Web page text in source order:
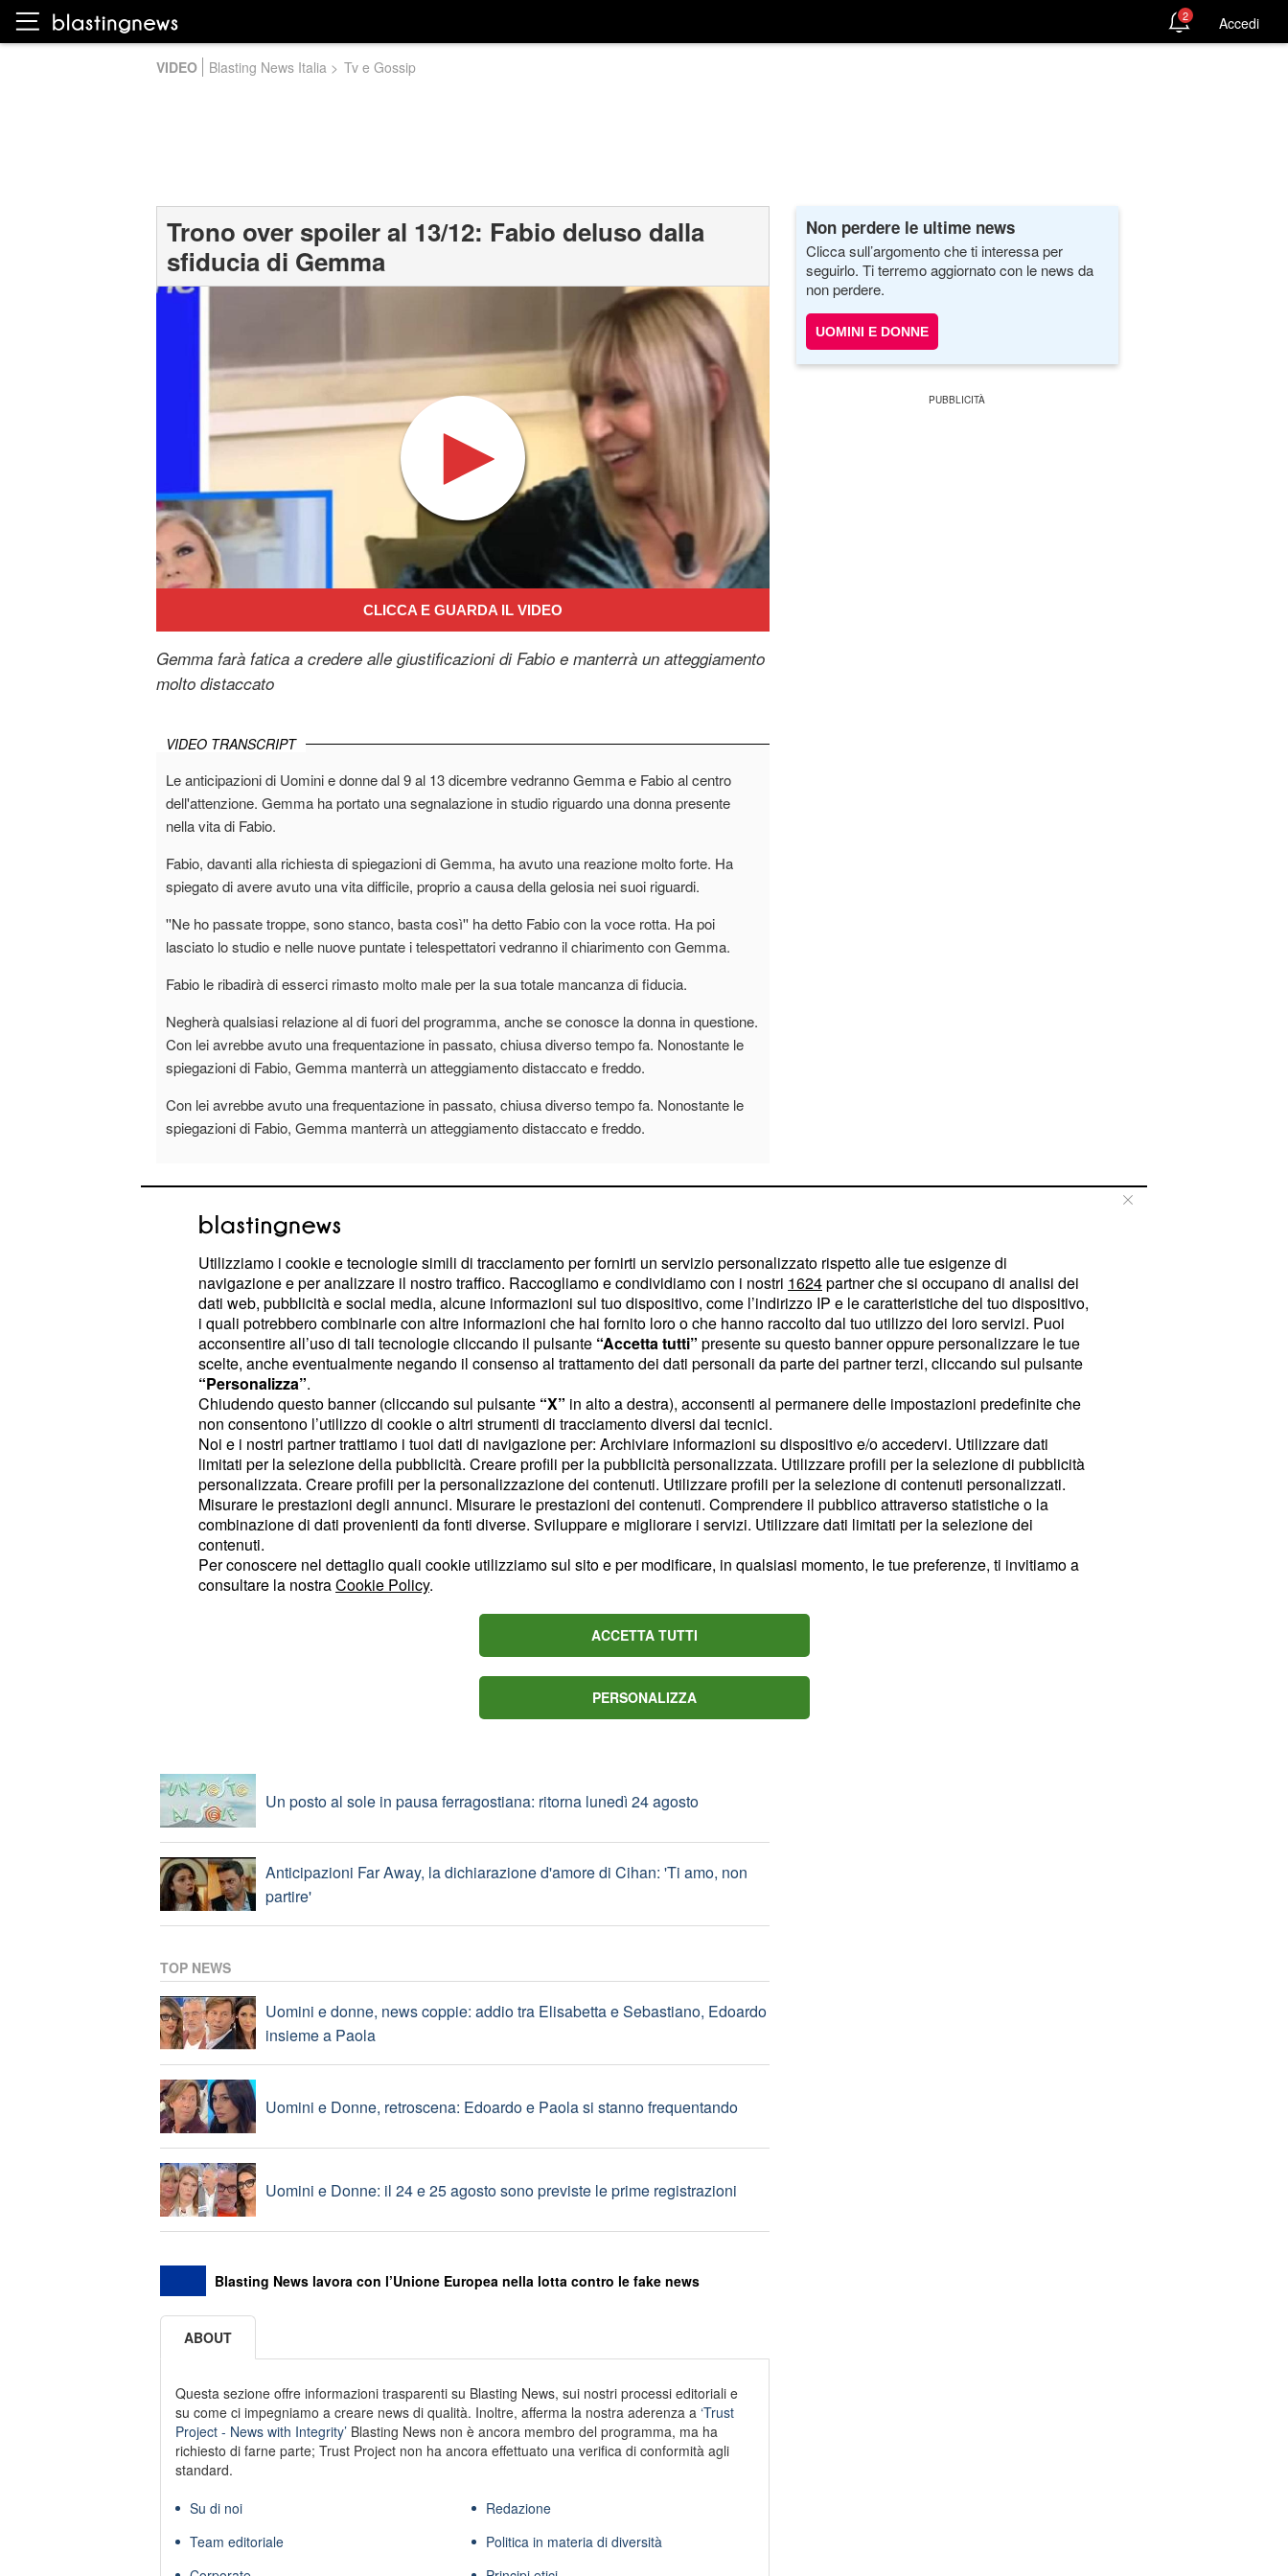
VIDEO Blasting News Italia > Tv e Gossip
Trono over spoiler al 13/12: Fabio deluso dalla
sfiducia di Gemma
CLICCA E GUARDA IL VIDEO
Gemma farà fatica a credere alle giustificazioni di Fabio e manterrà un atteggiamento
molto distaccato
VIDEO TRANSCRIPT
Le anticipazioni di Uomini e donne dal 9 al 13 dicembre vedranno Gemma e Fabio al centro
dell'attenzione. Gemma ha portato una segnalazione in studio riguardo una donna presente
nella vita di Fabio.
Fabio, davanti alla richiesta di spiegazioni di Gemma, ha avuto una reazione molto forte. Ha
spiegato di avere avuto una vita difficile, proprio a causa della gelosia nei suoi riguardi.
''Ne ho passate troppe, sono stanco, basta così'' ha detto Fabio con la voce rotta. Ha poi
lasciato lo studio e nelle nuove puntate i telespettatori vedranno il chiarimento con Gemma.
Fabio le ribadirà di esserci rimasto molto male per la sua totale mancanza di fiducia.
Negherà qualsiasi relazione al di fuori del programma, anche se conosce la donna in questione.
Con lei avrebbe avuto una frequentazione in passato, chiusa diverso tempo fa. Nonostante le
spiegazioni di Fabio, Gemma manterrà un atteggiamento distaccato e freddo.
Con lei avrebbe avuto una frequentazione in passato, chiusa diverso tempo fa. Nonostante le
spiegazioni di Fabio, Gemma manterrà un atteggiamento distaccato e freddo.
5 dicembre 2024 18:30
Susanna Buffa
UOMINI E DONNE
TOP VIDEO
Uomini e donne, lunedì 24 e martedì 25 agosto le prime registrazioni
Anticipazioni La Promessa: Catalina ha un altro uomo
PLAYLIST
Anticipazioni Beautiful: Ridge tenta di calmare Taylor
Spoiler My sweet lie: Sevket scopre le bugie di sua figlia
Un posto al sole in pausa ferragostiana: ritorna lunedì 24 agosto
Anticipazioni Far Away, la dichiarazione d'amore di Cihan: 'Ti amo, non
partire'
TOP NEWS
Uomini e donne, news coppie: addio tra Elisabetta e Sebastiano, Edoardo
insieme a Paola
Uomini e Donne, retroscena: Edoardo e Paola si stanno frequentando
Uomini e Donne: il 24 e 25 agosto sono previste le prime registrazioni
Blasting News lavora con l’Unione Europea nella lotta contro le fake news
ABOUT
Questa sezione offre informazioni trasparenti su Blasting News, sui nostri processi editoriali e
su come ci impegniamo a creare news di qualità. Inoltre, afferma la nostra aderenza a ‘Trust
Project - News with Integrity’Blasting News non è ancora membro del programma, ma ha
richiesto di farne parte; Trust Project non ha ancora effettuato una verifica di conformità agli
standard.
Su di noi
Team editoriale
Redazione
Politica in materia di diversità
Non perdere le ultime news
Clicca sull’argomento che ti interessa per
seguirlo. Ti terremo aggiornato con le news da
non perdere.
UOMINI E DONNE
2 Accedi
Utilizziamo i cookie e tecnologie simili di tracciamento per fornirti un servizio personalizzato rispetto alle tue esigenze di
navigazione e per analizzare il nostro traffico. Raccogliamo e condividiamo con i nostri 1624partner che si occupano di analisi dei
dati web, pubblicità e social media, alcune informazioni sul tuo dispositivo, come l’indirizzo IP e le caratteristiche del tuo dispositivo,
i quali potrebbero combinarle con altre informazioni che hai fornito loro o che hanno raccolto dal tuo utilizzo dei loro servizi. Puoi
acconsentire all’uso di tali tecnologie cliccando il pulsante “Accetta tutti” presente su questo banner oppure personalizzare le tue
scelte, anche eventualmente negando il consenso al trattamento dei dati personali da parte dei partner terzi, cliccando sul pulsante
“Personalizza”.
Chiudendo questo banner (cliccando sul pulsante “X” in alto a destra), acconsenti al permanere delle impostazioni predefinite che
non consentono l’utilizzo di cookie o altri strumenti di tracciamento diversi dai tecnici.
Noi e i nostri partner trattiamo i tuoi dati di navigazione per: Archiviare informazioni su dispositivo e/o accedervi. Utilizzare dati
limitati per la selezione della pubblicità. Creare profili per la pubblicità personalizzata. Utilizzare profili per la selezione di pubblicità
personalizzata. Creare profili per la personalizzazione dei contenuti. Utilizzare profili per la selezione di contenuti personalizzati.
Misurare le prestazioni degli annunci. Misurare le prestazioni dei contenuti. Comprendere il pubblico attraverso statistiche o la
combinazione di dati provenienti da fonti diverse. Sviluppare e migliorare i servizi. Utilizzare dati limitati per la selezione dei
contenuti.
Per conoscere nel dettaglio quali cookie utilizziamo sul sito e per modificare, in qualsiasi momento, le tue preferenze, ti invitiamo a
consultare la nostraCookie Policy.
ACCETTA TUTTI
PERSONALIZZA